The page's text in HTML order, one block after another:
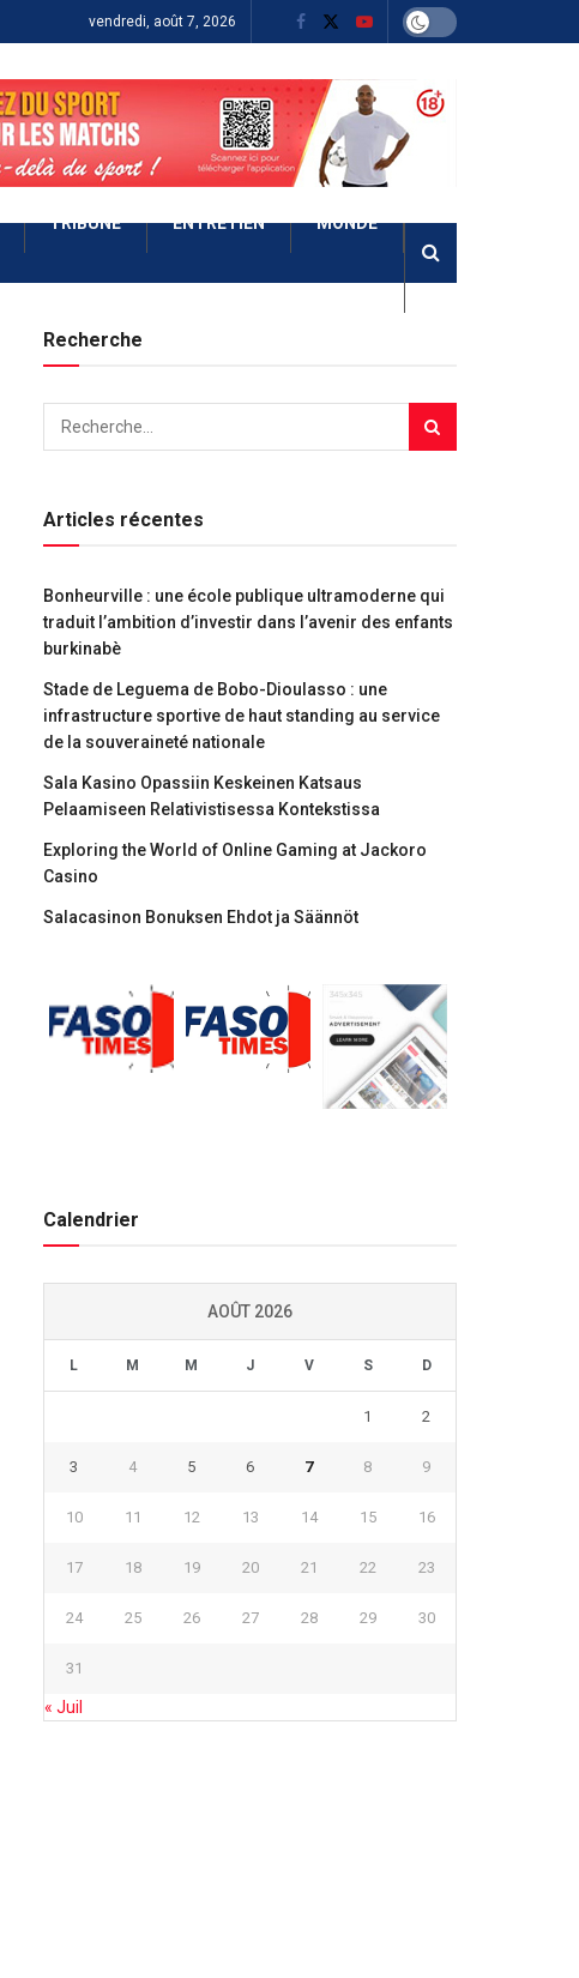
vendredi, août 7, 2026
TRIBUNE ENTRETIEN MONDE
Recherche
Articles récentes
Bonheurville : une école publique ultramoderne qui
traduit l’ambition d’investir dans l’avenir des enfants
burkinabè
Stade de Leguema de Bobo-Dioulasso : une
infrastructure sportive de haut standing au service
de la souveraineté nationale
Sala Kasino Opassiin Keskeinen Katsaus
Pelaamiseen Relativistisessa Kontekstissa
Exploring the World of Online Gaming at Jackoro
Casino
Salacasinon Bonuksen Ehdot ja Säännöt
Calendrier
AOÛT 2026
L M M J V S D
1 2
3 4 5 6 7 8 9
10 11 12 13 14 15 16
17 18 19 20 21 22 23
24 25 26 27 28 29 30
31
« Juil